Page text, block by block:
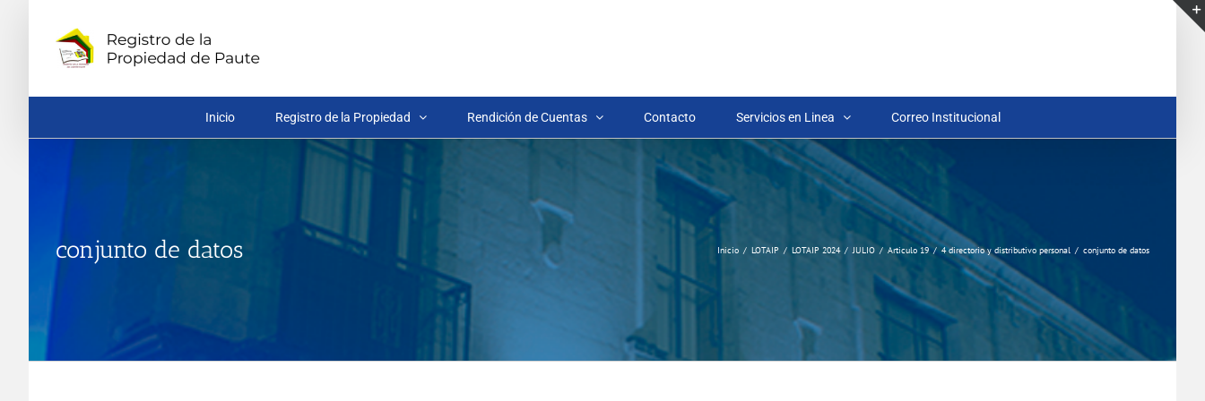
contenido
Inicio Registro de la Propiedad Rendición de Cuentas Contacto Servicios en Linea Correo Institucional
conjunto de datos Inicio LOTAIP LOTAIP 2024 JULIO Articulo 19 4 directorio y distributivo personal conjunto de datos